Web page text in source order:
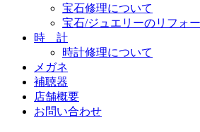
宝石修理について
宝石/ジュエリーのリフォ
時 計
時計修理について
メガネ
補聴器
店舗概要
お問い合わせ